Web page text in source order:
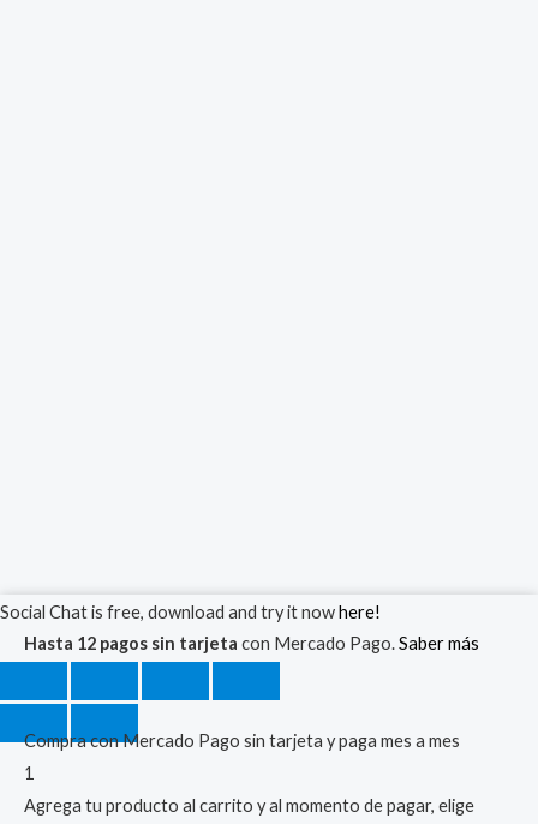
Hasta 12 pagos sin tarjeta con Mercado Pago.Saber más
Compra con Mercado Pago sin tarjeta y paga mes a mes
1
Agrega tu producto al carrito y al momento de pagar, elige
Tira
Led
5050
5mt
kIT
Fuente
Social Chat is free, download and try it nowhere!